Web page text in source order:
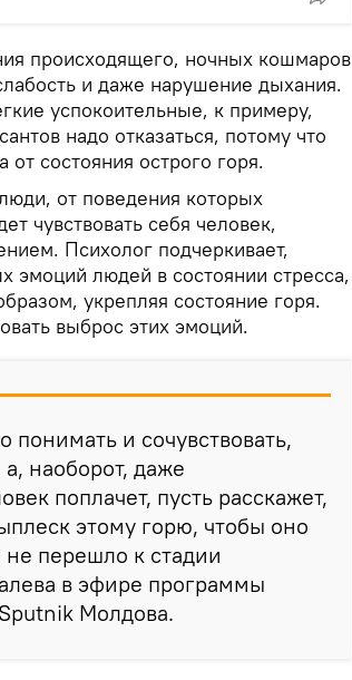
происходящего, ночных кошмаров
и даже нарушение дыхания.
успокоительные, к примеру,
надо отказаться, потому что
от состояния острого горя.
от поведения которых
чувствовать себя человек,
Психолог подчеркивает,
эмоций людей в состоянии стресса,
укрепляя состояние горя.
выброс этих эмоций.
и сочувствовать,
а, наоборот, даже
поплачет, пусть расскажет,
этому горю, чтобы оно
не перешло к стадии
в эфире программы
Молдова.